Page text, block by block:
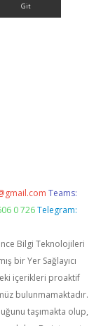
Teams:
0 726 Telegram:
Bilgi Teknolojileri
bir Yer Sağlayıcı
içerikleri proaktif
bulunmamaktadır.
taşımakta olup,